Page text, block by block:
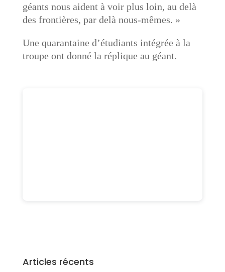
géants nous aident à voir plus loin, au delà
des frontières, par delà nous-mêmes. »
Une quarantaine d’étudiants intégrée à la
troupe ont donné la réplique au géant.
Articles récents